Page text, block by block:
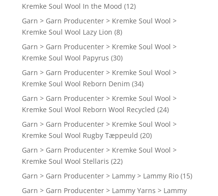
Kremke Soul Wool In the Mood (12)
Garn > Garn Producenter > Kremke Soul Wool >
Kremke Soul Wool Lazy Lion (8)
Garn > Garn Producenter > Kremke Soul Wool >
Kremke Soul Wool Papyrus (30)
Garn > Garn Producenter > Kremke Soul Wool >
Kremke Soul Wool Reborn Denim (34)
Garn > Garn Producenter > Kremke Soul Wool >
Kremke Soul Wool Reborn Wool Recycled (24)
Garn > Garn Producenter > Kremke Soul Wool >
Kremke Soul Wool Rugby Tæppeuld (20)
Garn > Garn Producenter > Kremke Soul Wool >
Kremke Soul Wool Stellaris (22)
Garn > Garn Producenter > Lammy > Lammy Rio (15)
Garn > Garn Producenter > Lammy Yarns > Lammy